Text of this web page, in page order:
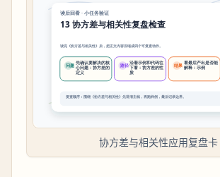
协方差与相关性应用复盘卡